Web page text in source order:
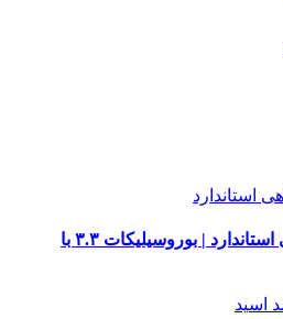
خرید شیشه‌آلات آزمایشگاهی استاندارد | بوروسیلیکات ۳.۳ با